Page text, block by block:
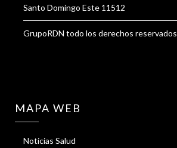
Santo Domingo Este 11512
GrupoRDN todo los derechos reservados
MAPA WEB
Noticias Salud